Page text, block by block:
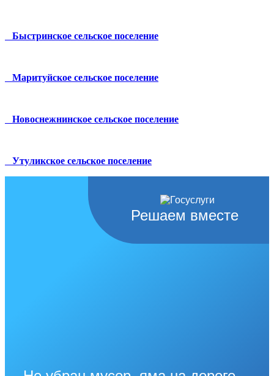
Быстринское сельское поселение
Маритуйское сельское поселение
Новоснежнинское сельское поселение
Утуликское сельское поселение
Решаем вместе